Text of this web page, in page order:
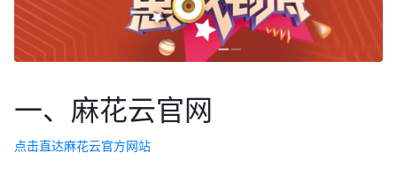
一、麻花云官网
点击直达麻花云官方网站